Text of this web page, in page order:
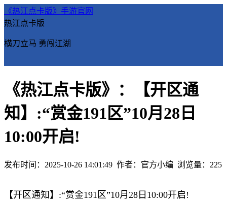
《热江点卡版》手游官网
热江点卡版
横刀立马 勇闯江湖
《热江点卡版》：【开区通
知】:“赏金191区”10月28日
10:00开启!
发布时间：2025-10-26 14:01:49 作者：官方小编 浏览量： 225
【开区通知】:“赏金191区”10月28日10:00开启!